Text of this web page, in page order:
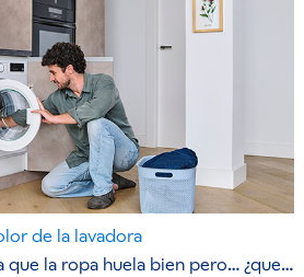
de la lavadora
que la ropa huela bien pero… ¿que…